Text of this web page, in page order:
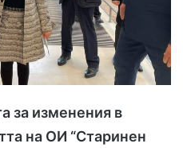
за изменения в
на ОИ “Старинен